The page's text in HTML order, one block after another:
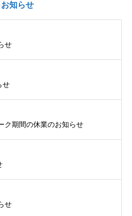
お知らせ
せ
せ
ク期間の休業のお知らせ
せ